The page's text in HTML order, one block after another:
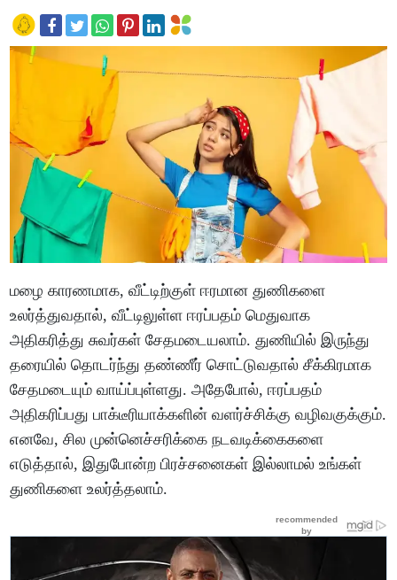
மழை காரணமாக, வீட்டிற்குள் ஈரமான துணிகளை
உலர்த்துவதால், வீட்டிலுள்ள ஈரப்பதம் மெதுவாக
அதிகரித்து சுவர்கள் சேதமடையலாம். துணியில் இருந்து
தரையில் தொடர்ந்து தண்ணீர் சொட்டுவதால் சீக்கிரமாக
சேதமடையும் வாய்ப்புள்ளது. அதேபோல், ஈரப்பதம்
அதிகரிப்பது பாக்டீரியாக்களின் வளர்ச்சிக்கு வழிவகுக்கும்.
எனவே, சில முன்னெச்சரிக்கை நடவடிக்கைகளை
எடுத்தால், இதுபோன்ற பிரச்சனைகள் இல்லாமல் உங்கள்
துணிகளை உலர்த்தலாம்.